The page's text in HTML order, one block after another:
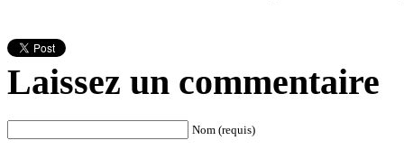
Laissez un commentaire
Nom (requis)